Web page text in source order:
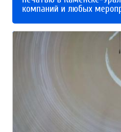
компаний и любых